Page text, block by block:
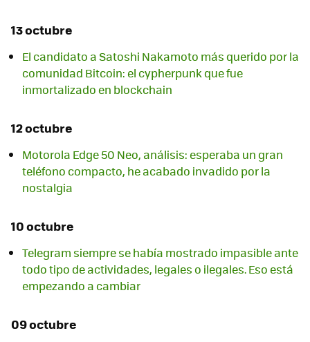
13 octubre
El candidato a Satoshi Nakamoto más querido por la
comunidad Bitcoin: el cypherpunk que fue
inmortalizado en blockchain
12 octubre
Motorola Edge 50 Neo, análisis: esperaba un gran
teléfono compacto, he acabado invadido por la
nostalgia
10 octubre
Telegram siempre se había mostrado impasible ante
todo tipo de actividades, legales o ilegales. Eso está
empezando a cambiar
09 octubre